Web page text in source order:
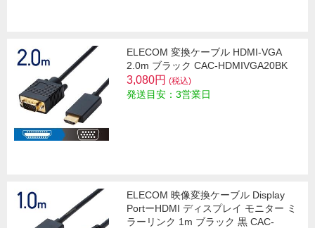
ELECOM 変換ケーブル HDMI-VGA
2.0m ブラック CAC-HDMIVGA20BK
3,080円 (税込)
発送目安：3営業日
ELECOM 映像変換ケーブル Display
PortーHDMI ディスプレイ モニター ミ
ラーリンク 1m ブラック 黒 CAC-